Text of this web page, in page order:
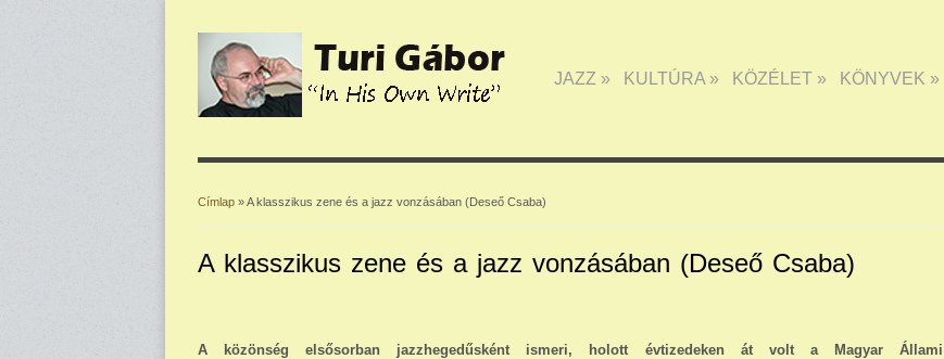
JAZZ » KULTÚRA » KÖZÉLET » KÖNYVEK »
Címlap » A klasszikus zene és a jazz vonzásában (Deseő Csaba)
A klasszikus zene és a jazz vonzásában (Deseő Csaba)
A közönség elsősorban jazzhegedűsként ismeri, holott évtizedeken át volt a Magyar Állami